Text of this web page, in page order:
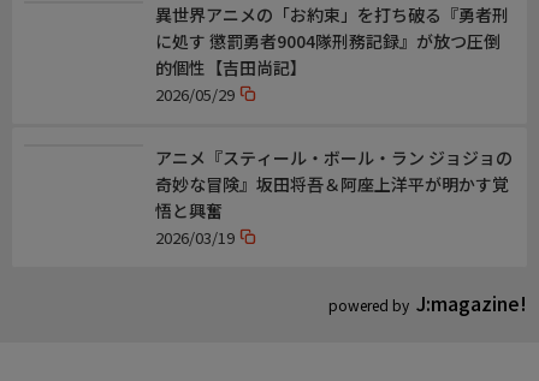
powered by J:magazine!
異世界アニメの「お約束」を打ち破る『勇者刑
に処す 懲罰勇者9004隊刑務記録』が放つ圧倒
的個性【吉田尚記】
2026/05/29
アニメ『スティール・ボール・ラン ジョジョの
奇妙な冒険』坂田将吾＆阿座上洋平が明かす覚
悟と興奮
2026/03/19